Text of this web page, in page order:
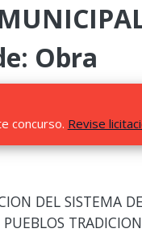
Obra
concurso. Revise
DEL SISTEMA